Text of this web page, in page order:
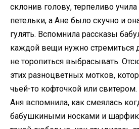
склонив голову, терпеливо
петельки, а Ане было скучно и
гулять. Вспомнила рассказы
каждой вещи нужно стремиться
не торопиться выбрасывать.
этих разноцветных мотков,
чьей-то кофточкой или
Аня вспомнила, как смеялась
бабушкиными носками и